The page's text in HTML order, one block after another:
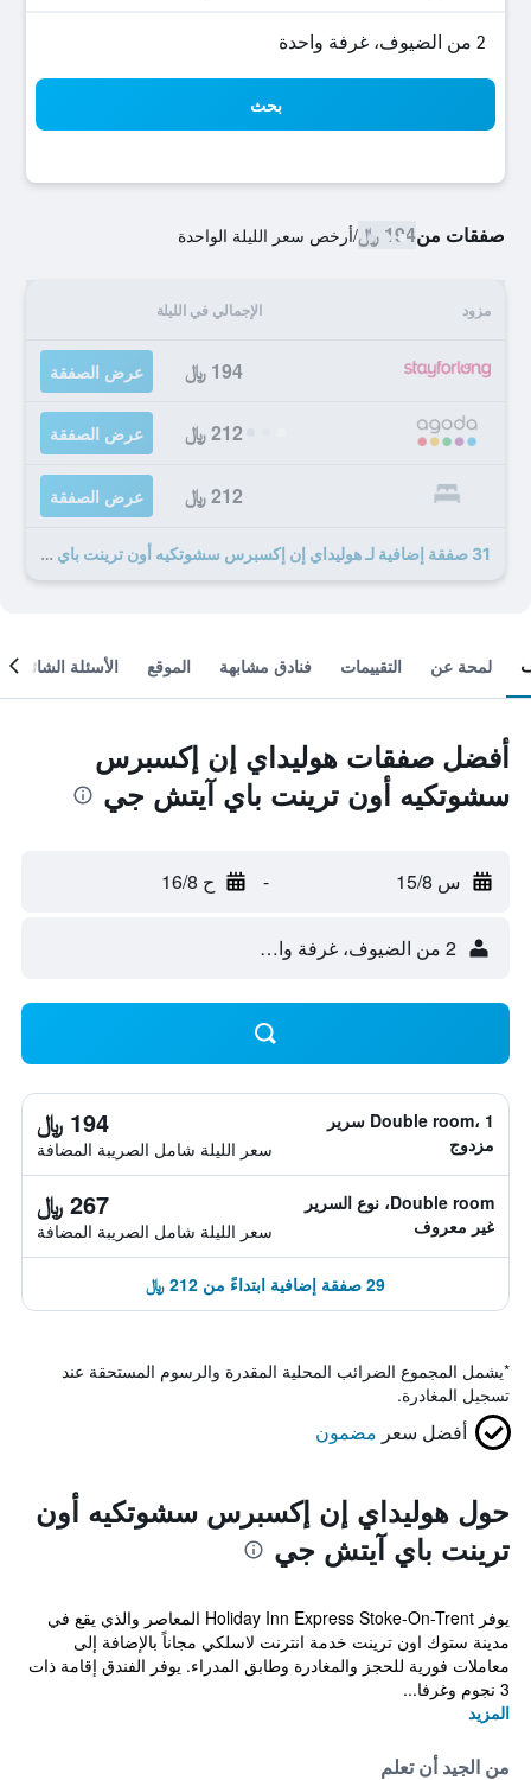
2 من الضيوف، غرفة واحدة
بحث
صفقات من194 ﷼ /أرخص سعر الليلة الواحدة
مزود الإجمالي في الليلة
194 ﷼ عرض الصفقة
212 ﷼ عرض الصفقة
212 ﷼ عرض الصفقة
31 صفقة إضافية لـ هوليداي إن إكسبرس سشوتكيه أون ترينت باي آيتش جي
لمحة عن التقييمات فنادق مشابهة الموقع الأسئلة الشائعة
أفضل صفقات هوليداي إن إكسبرس
سشوتكيه أون ترينت باي آيتش جي
س 15/8 - ح 16/8
2 من الضيوف، غرفة واحدة
Double room، 1 سرير
مزدوج
194 ﷼
سعر الليلة شامل الصريبة المضافة
Double room، نوع السرير
غير معروف
267 ﷼
سعر الليلة شامل الصريبة المضافة
29 صفقة إضافية ابتداءً من 212 ﷼
*يشمل المجموع الضرائب المحلية المقدرة والرسوم المستحقة عند
تسجيل المغادرة.
أفضل سعر مضمون
حول هوليداي إن إكسبرس سشوتكيه أون
ترينت باي آيتش جي
يوفر Holiday Inn Express Stoke-On-Trent المعاصر والذي يقع في
مدينة ستوك اون ترينت خدمة انترنت لاسلكي مجاناً بالإضافة إلى
معاملات فورية للحجز والمغادرة وطابق المدراء. يوفر الفندق إقامة ذات
3 نجوم وغرفا...
المزيد
من الجيد أن تعلم